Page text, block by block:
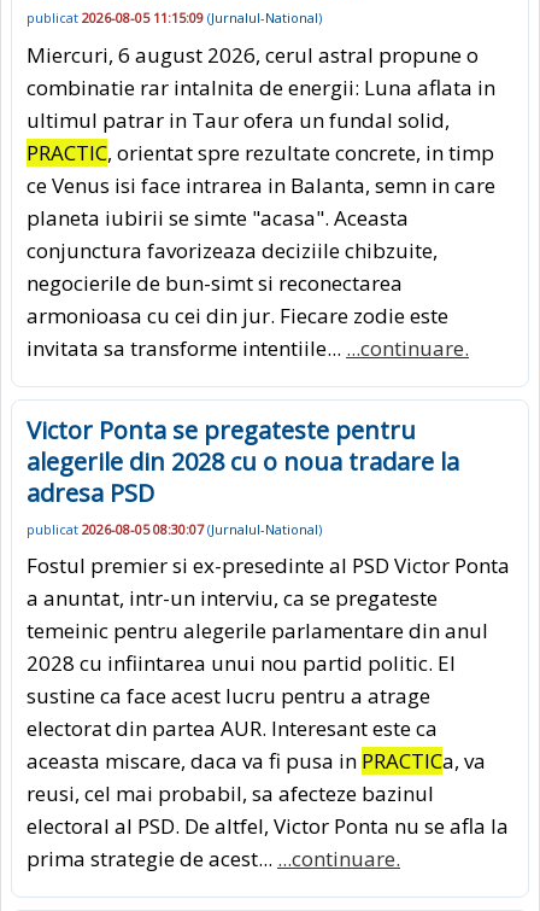
publicat 2026-08-05 11:15:09 (Jurnalul-National)
Miercuri, 6 august 2026, cerul astral propune o
combinatie rar intalnita de energii: Luna aflata in
ultimul patrar in Taur ofera un fundal solid,
PRACTIC, orientat spre rezultate concrete, in timp
ce Venus isi face intrarea in Balanta, semn in care
planeta iubirii se simte "acasa". Aceasta
conjunctura favorizeaza deciziile chibzuite,
negocierile de bun-simt si reconectarea
armonioasa cu cei din jur. Fiecare zodie este
invitata sa transforme intentiile... ...continuare.
Victor Ponta se pregateste pentru
alegerile din 2028 cu o noua tradare la
adresa PSD
publicat 2026-08-05 08:30:07(Jurnalul-National)
Fostul premier si ex-presedinte al PSD Victor Ponta
a anuntat, intr-un interviu, ca se pregateste
temeinic pentru alegerile parlamentare din anul
2028 cu infiintarea unui nou partid politic. El
sustine ca face acest lucru pentru a atrage
electorat din partea AUR. Interesant este ca
aceasta miscare, daca va fi pusa in PRACTICa, va
reusi, cel mai probabil, sa afecteze bazinul
electoral al PSD. De altfel, Victor Ponta nu se afla la
prima strategie de acest... ...continuare.